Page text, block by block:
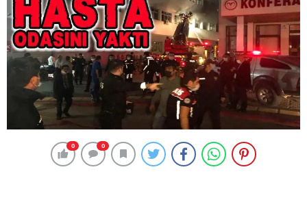
0 0